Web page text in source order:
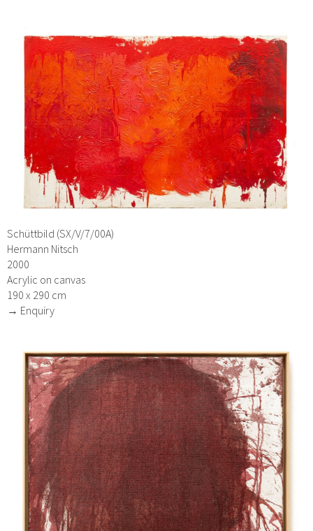
Schüttbild (SX/V/7/00A)
Hermann Nitsch
2000
Acrylic on canvas
190 x 290 cm
→ Enquiry